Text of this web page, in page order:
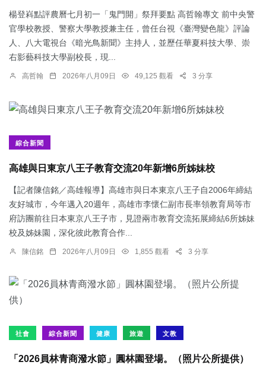
楊登嵙點評農曆七月初一「鬼門開」祭拜要點 高哲翰專文 前中央警
官學校教授、警察大學教授兼主任，曾任台視《臺灣變色龍》評論
人、八大電視台《暗光鳥新聞》主持人，並歷任華夏科技大學、崇
右影藝科技大學副校長，現...
高哲翰 2026年八月09日 49,125 觀看 3 分享
綜合新聞
高雄與日東京八王子教育交流20年新增6所姊妹校
【記者陳信銘／高雄報導】高雄市與日本東京八王子自2006年締結
友好城市，今年邁入20週年，高雄市李懷仁副市長率領教育局等市
府訪團前往日本東京八王子市，見證兩市教育交流拓展締結6所姊妹
校及姊妹園，深化彼此教育合作...
陳信銘 2026年八月09日 1,855 觀看 3 分享
社會 綜合新聞 健康 旅遊 文教
「2026員林青商潑水節」圓林園登場。（照片公所提供）